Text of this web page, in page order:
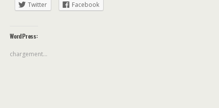
Twitter Facebook
WordPress:
chargement…